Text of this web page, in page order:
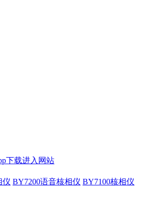
下载进入网站
仪 BY7200语音核相仪 BY7100核相仪